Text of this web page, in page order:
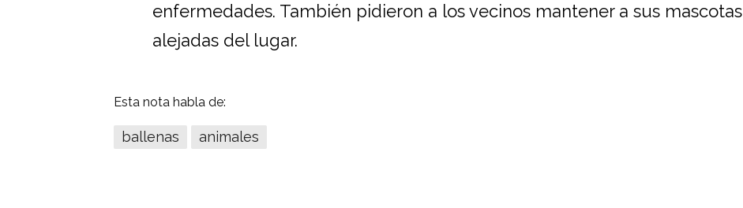
enfermedades. También pidieron a los vecinos mantener a sus mascotas
alejadas del lugar.
Esta nota habla de:
ballenas animales